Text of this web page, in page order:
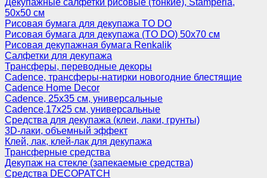
Декупажные салфетки рисовые (тонкие), Stamperia,
50х50 см
Рисовая бумага для декупажа TO DO
Рисовая бумага для декупажа (TO DO) 50х70 см
Рисовая декупажная бумага Renkalik
Салфетки для декупажа
Трансферы, переводные декоры
Cadence, трансферы-натирки новогодние блестящие
Cadence Home Decor
Cadence, 25х35 см, универсальные
Cadence,17х25 см, универсальные
Средства для декупажа (клеи, лаки, грунты)
3D-лаки, объемный эффект
Клей, лак, клей-лак для декупажа
Трансферные средства
Декупаж на стекле (запекаемые средства)
Средства DECOPATCH